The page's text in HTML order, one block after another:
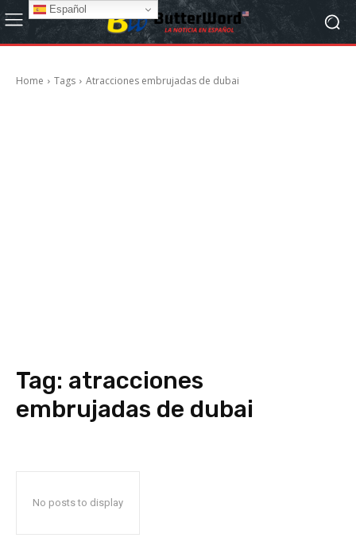
Home Tags Atracciones embrujadas de dubai
Tag: atracciones
embrujadas de dubai
No posts to display
Español